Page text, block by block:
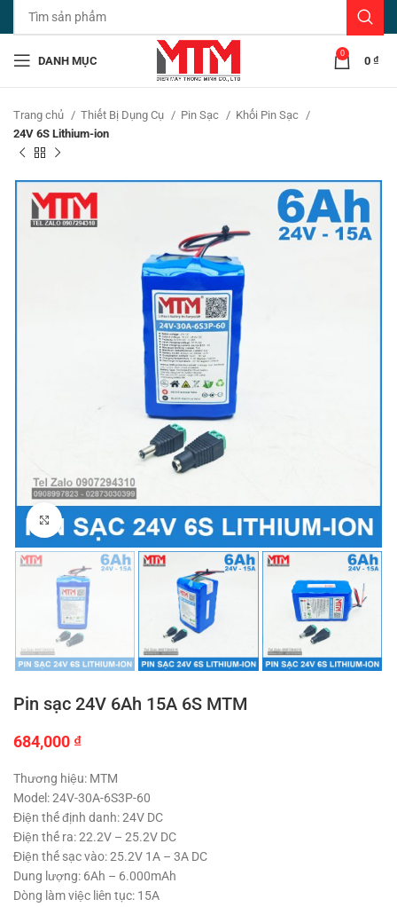
DANH MỤC
0
0 ₫
Trang chủ Thiết Bị Dụng Cụ Pin Sạc
Khối Pin Sạc
24V 6S Lithium-ion
Click to enlarge
Pin sạc 24V 6Ah 15A 6S MTM
684,000 ₫
Thương hiệu: MTM
Model: 24V-30A-6S3P-60
Điện thế định danh: 24V DC
Điện thế ra: 22.2V – 25.2V DC
Điện thế sạc vào: 25.2V 1A – 3A DC
Dung lượng: 6Ah – 6.000mAh
Dòng làm việc liên tục: 15A